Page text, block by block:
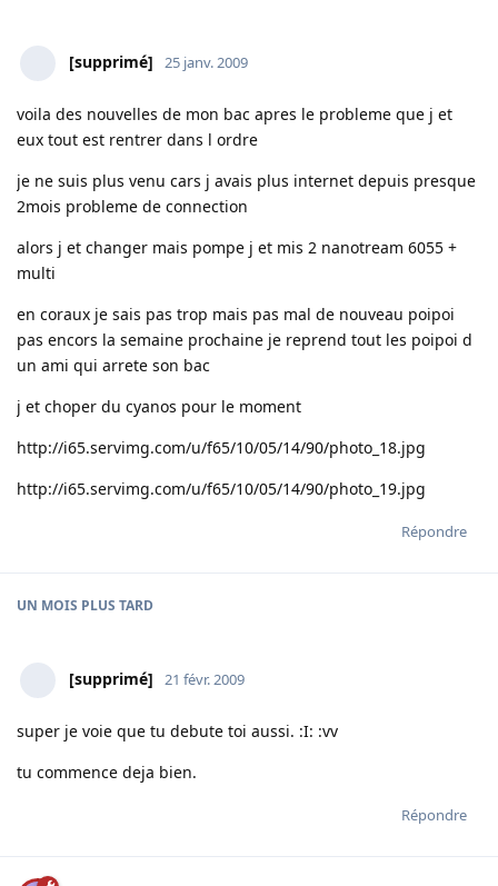
[supprimé] 25 janv. 2009
voila des nouvelles de mon bac apres le probleme que j et
eux tout est rentrer dans l ordre
je ne suis plus venu cars j avais plus internet depuis presque
2mois probleme de connection
alors j et changer mais pompe j et mis 2 nanotream 6055 +
multi
en coraux je sais pas trop mais pas mal de nouveau poipoi
pas encors la semaine prochaine je reprend tout les poipoi d
un ami qui arrete son bac
j et choper du cyanos pour le moment
http://i65.servimg.com/u/f65/10/05/14/90/photo_18.jpg
http://i65.servimg.com/u/f65/10/05/14/90/photo_19.jpg
Répondre
UN MOIS PLUS TARD
[supprimé] 21 févr. 2009
super je voie que tu debute toi aussi. :I: :vv
tu commence deja bien.
Répondre